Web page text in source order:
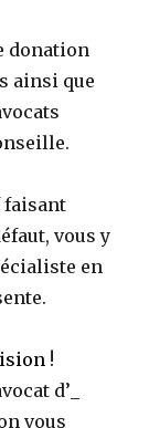
donation
ainsi que
faisant
vous y
en
!
d’_
vous